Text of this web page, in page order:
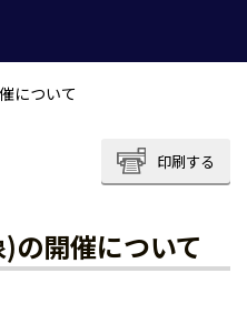
について
印刷する
の開催について